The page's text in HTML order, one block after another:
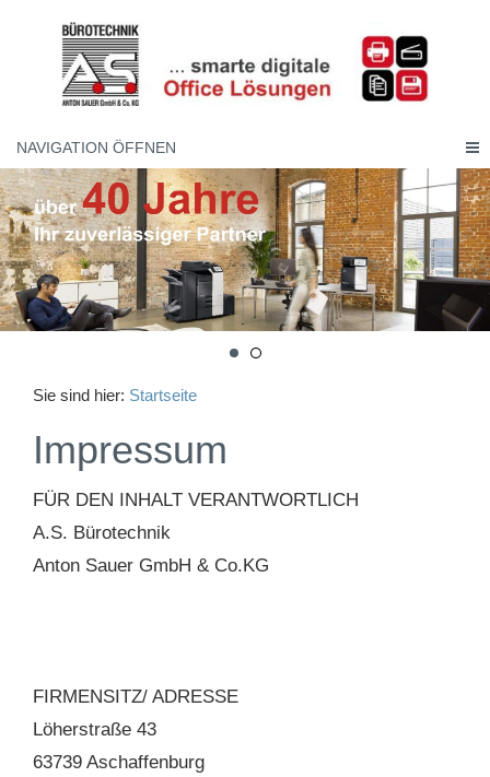
NAVIGATION ÖFFNEN
Sie sind hier: Startseite
Impressum
FÜR DEN INHALT VERANTWORTLICH
A.S. Bürotechnik
Anton Sauer GmbH & Co.KG
FIRMENSITZ/ ADRESSE
Löherstraße 43
63739 Aschaffenburg